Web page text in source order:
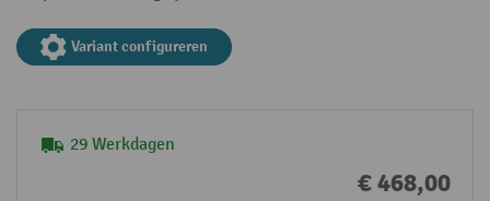
Variant configureren
29 Werkdagen
€ 468,00